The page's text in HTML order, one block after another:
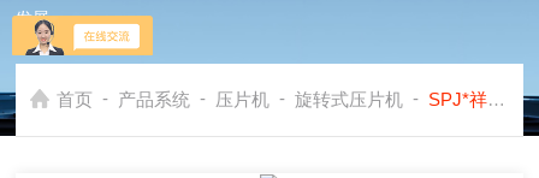
发展
首页 - 产品系统 - 压片机 - 旋转式压片机 - SPJ*祥和小型胶囊数片机 丸剂数片机 片剂数片机